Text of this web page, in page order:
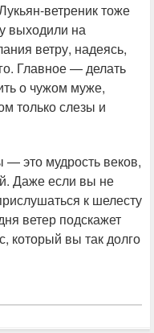
ветреник тоже
выходили на
ветру, надеясь,
Главное — делать
о чужом муже,
только слезы и
это мудрость веков,
Даже если вы не
к шелесту
ветер подскажет
который вы так долго